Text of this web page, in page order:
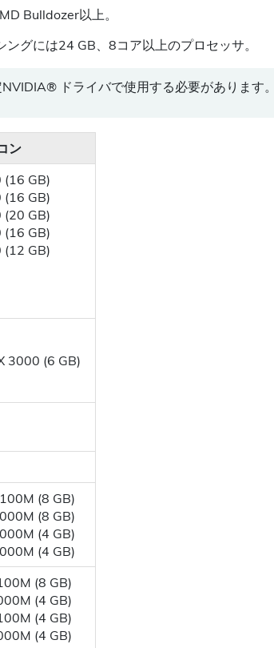
Bulldozer以上。
グには24 GB、8コア以上のプロセッサ。
ドライバで使用する必要があります
ン
(16 GB)
(16 GB)
(20 GB)
(16 GB)
(12 GB)
3000 (6 GB)
(8 GB)
(8 GB)
(4 GB)
(4 GB)
(8 GB)
(4 GB)
(4 GB)
(4 GB)